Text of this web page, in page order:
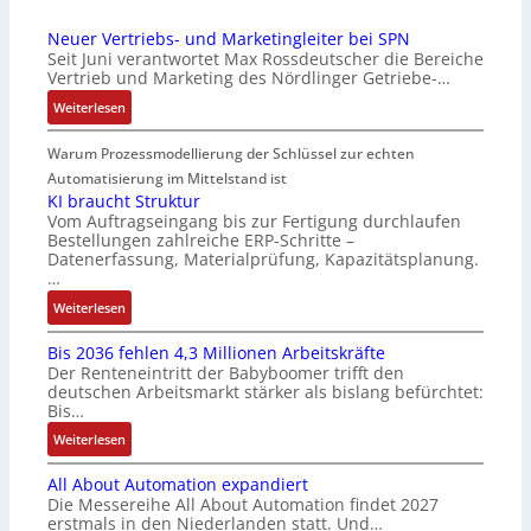
o
n
A
G
u
n
d
R
o
o
i
k
n
t
e
g
r
a
t
i
o
n
i
n
F
a
n
c
C
C
-
s
e
i
n
g
a
n
g
i
m
M
a
s
c
h
i
n
e
n
-
u
n
r
k
t
s
t
a
r
t
f
ü
r
m
u
l
t
i
v
a
r
i
a
b
Neuer Vertriebs- und Marketingleiter bei SPN
Seit Juni verantwortet Max Rossdeutscher die Bereiche
Vertrieb und Marketing des Nördlinger Getriebe-…
Weiterlesen:
N
e
u
e
r
V
e
t
r
i
e
b
s
-
u
n
d
Warum Prozessmodellierung der Schlüssel zur echten
Automatisierung im Mittelstand ist
KI braucht Struktur
Vom Auftragseingang bis zur Fertigung durchlaufen
Bestellungen zahlreiche ERP-Schritte –
Datenerfassung, Materialprüfung, Kapazitätsplanung.
…
Weiterlesen:
K
I
b
r
a
u
c
h
t
Bis 2036 fehlen 4,3 Millionen Arbeitskräfte
Der Renteneintritt der Babyboomer trifft den
deutschen Arbeitsmarkt stärker als bislang befürchtet:
Bis…
Weiterlesen:
B
i
s
All About Automation expandiert
Die Messereihe All About Automation findet 2027
erstmals in den Niederlanden statt. Und…